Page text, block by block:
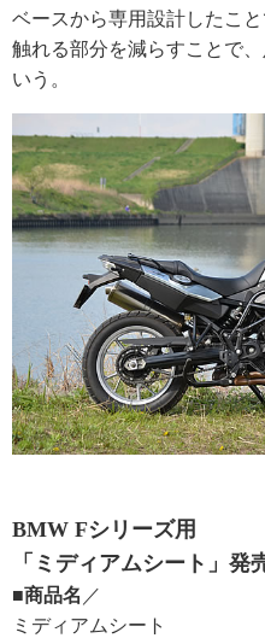
ベースから専用設計したこ
触れる部分を減らすことで
いう。
BMW Fシリーズ用
「ミディアムシート」発
■商品名 ／
ミディアムシート